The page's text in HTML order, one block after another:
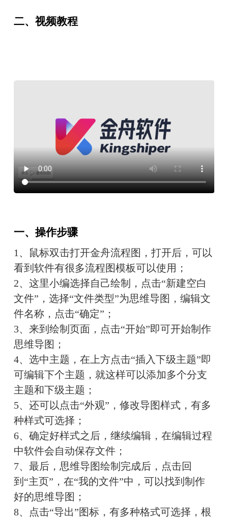
二、视频教程
一、操作步骤
1、鼠标双击打开金舟流程图，打开后，可以
看到软件有很多流程图模板可以使用；
2、这里小编选择自己绘制，点击“新建空白
文件”，选择“文件类型”为思维导图，编辑文
件名称，点击“确定”；
3、来到绘制页面，点击“开始”即可开始制作
思维导图；
4、选中主题，在上方点击“插入下级主题”即
可编辑下个主题，就这样可以添加多个分支
主题和下级主题；
5、还可以点击“外观”，修改导图样式，有多
种样式可选择；
6、确定好样式之后，继续编辑，在编辑过程
中软件会自动保存文件；
7、最后，思维导图绘制完成后，点击回
到“主页”，在“我的文件”中，可以找到制作
好的思维导图；
8、点击“导出”图标，有多种格式可选择，根